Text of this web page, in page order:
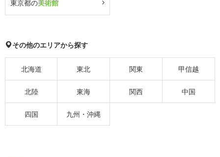
東京都の美術館
その他のエリアから探す
北海道 東北 関東 甲信越
北陸 東海 関西 中国
四国 九州・沖縄